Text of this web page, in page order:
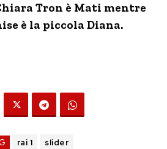
Tron è Mati mentre
è la piccola Diana.
rai 1 slider